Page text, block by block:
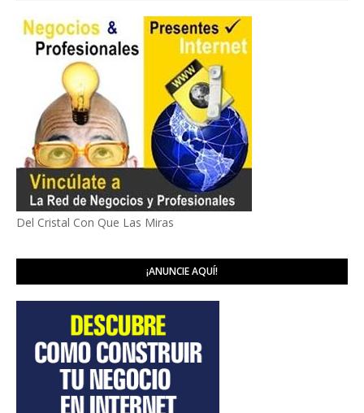
Del Cristal Con Que Las Miras
¡ANUNCIE AQUÍ!